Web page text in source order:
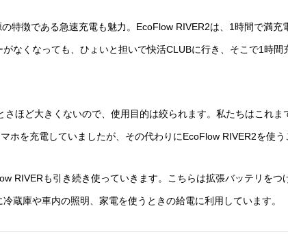
特徴である急速充電も魅力。EcoFlow RIVER2は、1時間で満充
なくなっても、ひょいと担いで快活CLUBに行き、そこで1時間
さほど大きくないので、使用目的は絞られます。私たちはこれま
ホを充電していましたが、その代わりにEcoFlow RIVER2を使う
RIVERも引き続き使っていきます。こちらは拡張バッテリをつ
蔵庫や車内の照明、家電を使うときの給電に利用しています。